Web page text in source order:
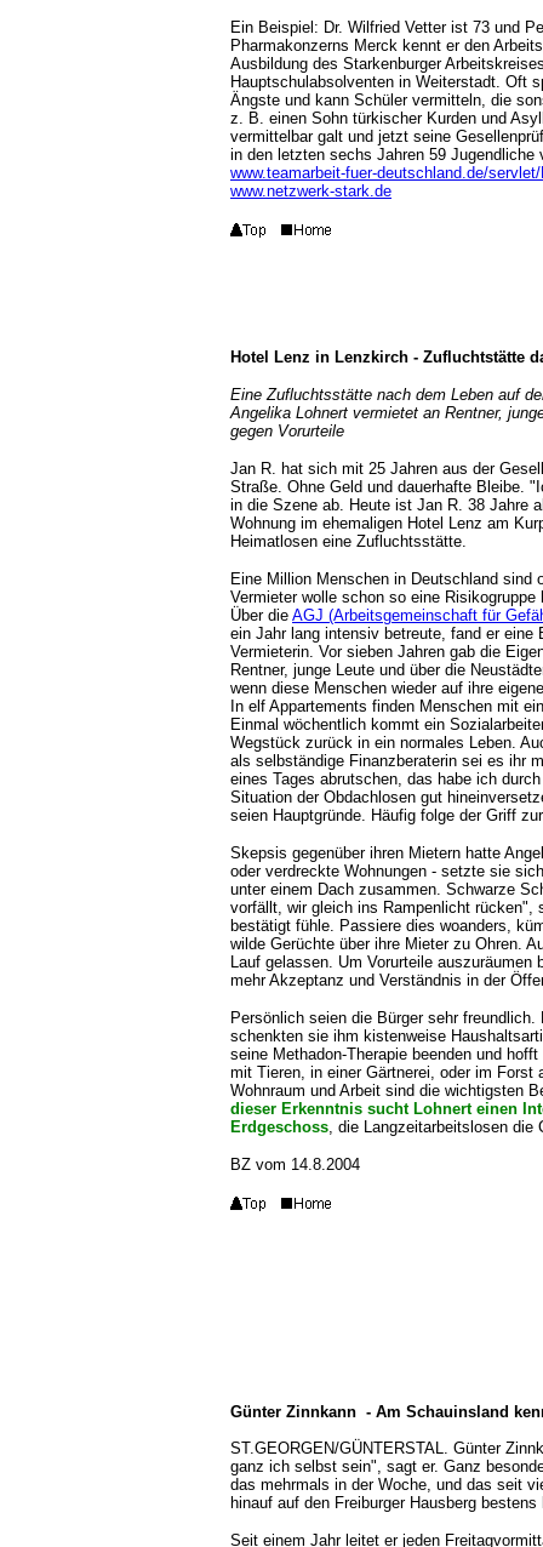
Ein Beispiel: Dr. Wilfried Vetter ist 73 und
Pharmakonzerns Merck kennt er den
Ausbildung des Starkenburger
Hauptschulabsolventen in Weiterstadt. Oft
Ängste und kann Schüler vermitteln, die
z. B. einen Sohn türkischer Kurden und
vermittelbar galt und jetzt seine
in den letzten sechs Jahren 59 Jugendliche
www.teamarbeit-fuer-deutschland.de/
www.netzwerk-stark.de
Hotel Lenz in Lenzkirch - Zufluchtstätte
Eine Zufluchtsstätte nach dem Leben auf
Angelika Lohnert vermietet an Rentner,
gegen Vorurteile
Jan R. hat sich mit 25 Jahren aus der
Straße. Ohne Geld und dauerhafte Bleibe.
in die Szene ab. Heute ist Jan R. 38 Jahre
Wohnung im ehemaligen Hotel Lenz am
Heimatlosen eine Zufluchtsstätte.
Eine Million Menschen in Deutschland sind
Vermieter wolle schon so eine
Über die AGJ (Arbeitsgemeinschaft für
ein Jahr lang intensiv betreute, fand er
Vermieterin. Vor sieben Jahren gab die
Rentner, junge Leute und über die
wenn diese Menschen wieder auf ihre
In elf Appartements finden Menschen mit
Einmal wöchentlich kommt ein
Wegstück zurück in ein normales Leben.
als selbständige Finanzberaterin sei es ihr
eines Tages abrutschen, das habe ich
Situation der Obdachlosen gut
seien Hauptgründe. Häufig folge der Griff
Skepsis gegenüber ihren Mietern hatte
oder verdreckte Wohnungen - setzte sie
unter einem Dach zusammen. Schwarze
vorfällt, wir gleich ins Rampenlicht rücken",
bestätigt fühle. Passiere dies woanders,
wilde Gerüchte über ihre Mieter zu Ohren.
Lauf gelassen. Um Vorurteile
mehr Akzeptanz und Verständnis in der
Persönlich seien die Bürger sehr
schenkten sie ihm kistenweise
seine Methadon-Therapie beenden und
mit Tieren, in einer Gärtnerei, oder im
Wohnraum und Arbeit sind die wichtigsten
dieser Erkenntnis sucht Lohnert einen
Erdgeschoss, die Langzeitarbeitslosen die
BZ vom 14.8.2004
Günter Zinnkann - Am Schauinsland
ST.GEORGEN/GÜNTERSTAL. Günter
ganz ich selbst sein", sagt er. Ganz
das mehrmals in der Woche, und das seit
hinauf auf den Freiburger Hausberg
Seit einem Jahr leitet er jeden